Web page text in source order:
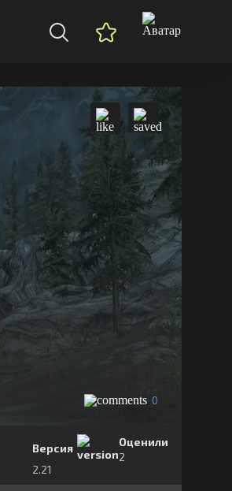
0
Версия
2.21
Оценили
2